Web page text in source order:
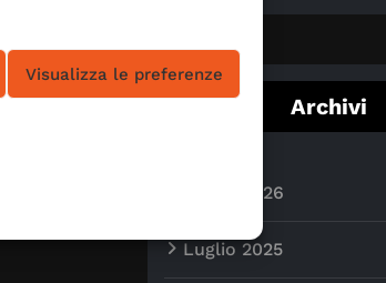
Visualizza le preferenze
Archivi
Luglio 2026
Luglio 2025